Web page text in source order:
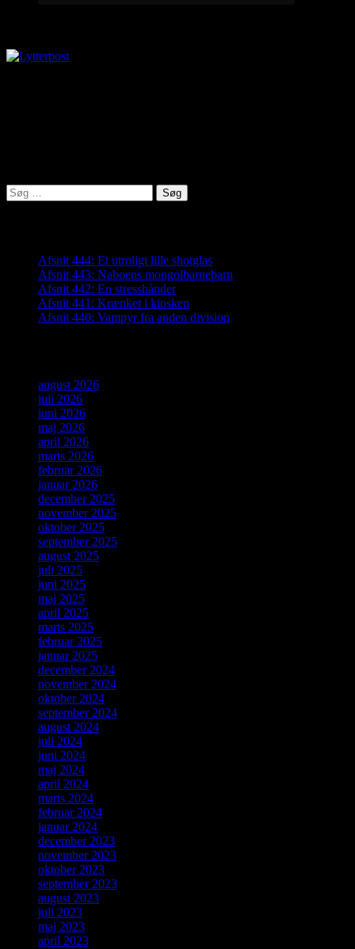
Søg
efter:
Afsnit 444: Et utroligt lille shotglas
Afsnit 443: Naboens mongolbarnebarn
Afsnit 442: En stresshånder
Afsnit 441: Krænket i kiosken
Afsnit 440: Vampyr fra anden division
august 2026
juli 2026
juni 2026
maj 2026
april 2026
marts 2026
februar 2026
januar 2026
december 2025
november 2025
oktober 2025
september 2025
august 2025
juli 2025
juni 2025
maj 2025
april 2025
marts 2025
februar 2025
januar 2025
december 2024
november 2024
oktober 2024
september 2024
august 2024
juli 2024
juni 2024
maj 2024
april 2024
marts 2024
februar 2024
januar 2024
december 2023
november 2023
oktober 2023
september 2023
august 2023
juli 2023
maj 2023
april 2023